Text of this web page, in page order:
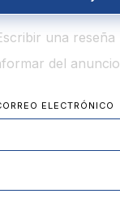
una reseña
del anuncio
ELECTRÓNICO